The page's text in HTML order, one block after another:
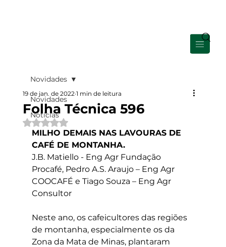
Novidades
Notícias
Novidades
Folha Técnica 596
19 de jan. de 2022 1 min de leitura
Avaliado com NaN de 5 estrelas.
MILHO DEMAIS NAS LAVOURAS DE
CAFÉ DE MONTANHA.
J.B. Matiello - Eng Agr Fundação
Procafé, Pedro A.S. Araujo – Eng Agr
COOCAFÉ e Tiago Souza – Eng Agr
Consultor
Neste ano, os cafeicultores das regiões
de montanha, especialmente os da
Zona da Mata de Minas, plantaram